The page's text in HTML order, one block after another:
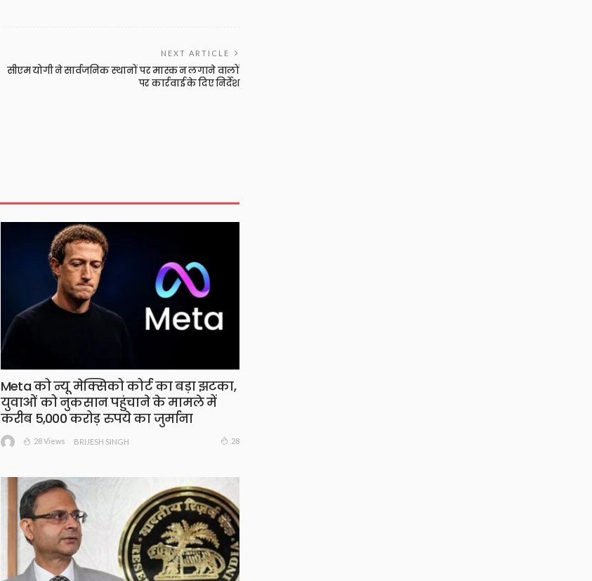
NEXT ARTICLE
सीएम योगी ने सार्वजनिक स्थानों पर मास्क न लगाने वालों
पर कार्रवाई के दिए निर्देश
Meta को न्यू मेक्सिको कोर्ट का बड़ा झटका,
युवाओं को नुकसान पहुंचाने के मामले में
करीब 5,000 करोड़ रुपये का जुर्माना
28 Views BRIJESH SINGH 28